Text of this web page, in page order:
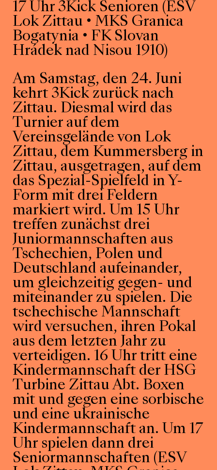
17 Uhr 3Kick Senioren (ESV
Lok Zittau • MKS Granica
Bogatynia • FK Slovan
Hrádek nad Nisou 1910)
Am Samstag, den 24. Juni
kehrt 3Kick zurück nach
Zittau. Diesmal wird das
Turnier auf dem
Vereinsgelände von Lok
Zittau, dem Kummersberg in
Zittau, ausgetragen, auf dem
das Spezial-Spielfeld in Y-
Form mit drei Feldern
markiert wird. Um 15 Uhr
treffen zunächst drei
Juniormannschaften aus
Tschechien, Polen und
Deutschland aufeinander,
um gleichzeitig gegen- und
miteinander zu spielen. Die
tschechische Mannschaft
wird versuchen, ihren Pokal
aus dem letzten Jahr zu
verteidigen. 16 Uhr tritt eine
Kindermannschaft der HSG
Turbine Zittau Abt. Boxen
mit und gegen eine sorbische
und eine ukrainische
Kindermannschaft an. Um 17
Uhr spielen dann drei
Seniormannschaften (ESV